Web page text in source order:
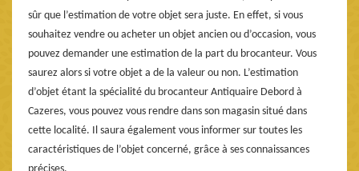
sûr que l’estimation de votre objet sera juste. En effet, si vous
souhaitez vendre ou acheter un objet ancien ou d’occasion, vous
pouvez demander une estimation de la part du brocanteur. Vous
saurez alors si votre objet a de la valeur ou non. L’estimation
d’objet étant la spécialité du brocanteur Antiquaire Debord à
Cazeres, vous pouvez vous rendre dans son magasin situé dans
cette localité. Il saura également vous informer sur toutes les
caractéristiques de l’objet concerné, grâce à ses connaissances